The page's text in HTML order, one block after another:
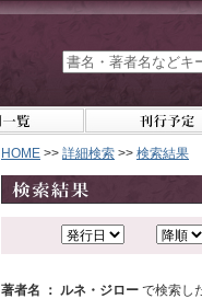
HOME >> 詳細検索 >> 検索結果
著者名 ： ルネ・ジロー で検索し